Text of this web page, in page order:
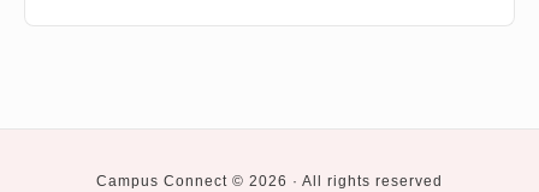
Campus Connect © 2026 · All rights reserved